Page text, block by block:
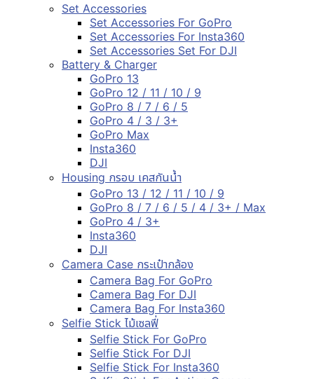
Set Accessories
Set Accessories For GoPro
Set Accessories For Insta360
Set Accessories Set For DJI
Battery & Charger
GoPro 13
GoPro 12 / 11 / 10 / 9
GoPro 8 / 7 / 6 / 5
GoPro 4 / 3 / 3+
GoPro Max
Insta360
DJI
Housing กรอบ เคสกันน้ำ
GoPro 13 / 12 / 11 / 10 / 9
GoPro 8 / 7 / 6 / 5 / 4 / 3+ / Max
GoPro 4 / 3+
Insta360
DJI
Camera Case กระเป๋ากล้อง
Camera Bag For GoPro
Camera Bag For DJI
Camera Bag For Insta360
Selfie Stick ไม้เซลฟี่
Selfie Stick For GoPro
Selfie Stick For DJI
Selfie Stick For Insta360